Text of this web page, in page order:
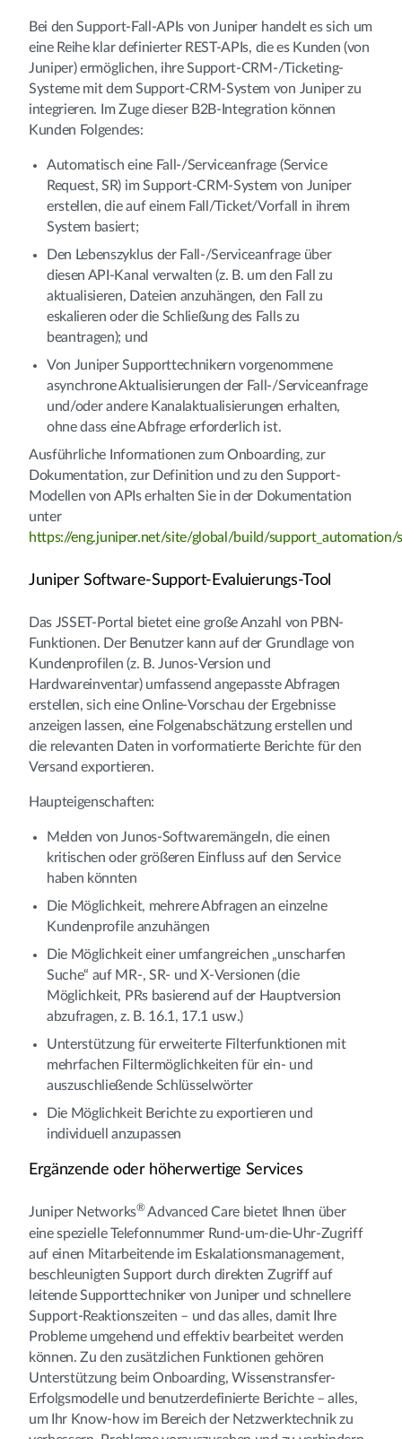
Bei den Support-Fall-APIs von Juniper handelt es sich um
eine Reihe klar definierter REST-APIs, die es Kunden (von
Juniper) ermöglichen, ihre Support-CRM-/Ticketing-
Systeme mit dem Support-CRM-System von Juniper zu
integrieren. Im Zuge dieser B2B-Integration können
Kunden Folgendes:
Automatisch eine Fall-/Serviceanfrage (Service
Request, SR) im Support-CRM-System von Juniper
erstellen, die auf einem Fall/Ticket/Vorfall in ihrem
System basiert;
Den Lebenszyklus der Fall-/Serviceanfrage über
diesen API-Kanal verwalten (z. B. um den Fall zu
aktualisieren, Dateien anzuhängen, den Fall zu
eskalieren oder die Schließung des Falls zu
beantragen); und
Von Juniper Supporttechnikern vorgenommene
asynchrone Aktualisierungen der Fall-/Serviceanfrage
und/oder andere Kanalaktualisierungen erhalten,
ohne dass eine Abfrage erforderlich ist.
Ausführliche Informationen zum Onboarding, zur
Dokumentation, zur Definition und zu den Support-
Modellen von APIs erhalten Sie in der Dokumentation
unter
https://eng.juniper.net/site/global/build/support_automation/
Juniper Software-Support-Evaluierungs-Tool
Das JSSET-Portal bietet eine große Anzahl von PBN-
Funktionen. Der Benutzer kann auf der Grundlage von
Kundenprofilen (z. B. Junos-Version und
Hardwareinventar) umfassend angepasste Abfragen
erstellen, sich eine Online-Vorschau der Ergebnisse
anzeigen lassen, eine Folgenabschätzung erstellen und
die relevanten Daten in vorformatierte Berichte für den
Versand exportieren.
Haupteigenschaften:
Melden von Junos-Softwaremängeln, die einen
kritischen oder größeren Einfluss auf den Service
haben könnten
Die Möglichkeit, mehrere Abfragen an einzelne
Kundenprofile anzuhängen
Die Möglichkeit einer umfangreichen „unscharfen
Suche“ auf MR-, SR- und X-Versionen (die
Möglichkeit, PRs basierend auf der Hauptversion
abzufragen, z. B. 16.1, 17.1 usw.)
Unterstützung für erweiterte Filterfunktionen mit
mehrfachen Filtermöglichkeiten für ein- und
auszuschließende Schlüsselwörter
Die Möglichkeit Berichte zu exportieren und
individuell anzupassen
Ergänzende oder höherwertige Services
Juniper Networks®Advanced Care bietet Ihnen über
eine spezielle Telefonnummer Rund-um-die-Uhr-Zugriff
auf einen Mitarbeitende im Eskalationsmanagement,
beschleunigten Support durch direkten Zugriff auf
leitende Supporttechniker von Juniper und schnellere
Support-Reaktionszeiten – und das alles, damit Ihre
Probleme umgehend und effektiv bearbeitet werden
können. Zu den zusätzlichen Funktionen gehören
Unterstützung beim Onboarding, Wissenstransfer-
Erfolgsmodelle und benutzerdefinierte Berichte – alles,
um Ihr Know-how im Bereich der Netzwerktechnik zu